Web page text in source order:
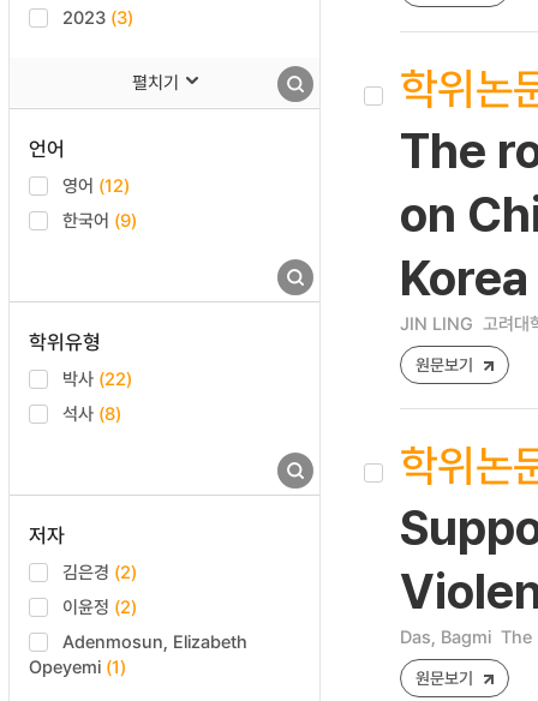
2023 (3)
펼치기
언어
영어 (12)
한국어 (9)
학위유형
박사 (22)
석사 (8)
저자
김은경 (2)
이윤정 (2)
Adenmosun, Elizabeth
Opeyemi (1)
학위논
The
on
Korea
JIN LING 고려대
원문보기
학위논
Das, Bagmi The
원문보기